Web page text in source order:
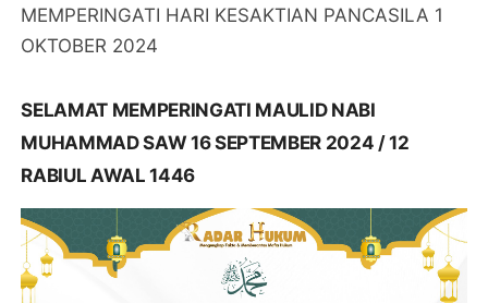
MEMPERINGATI HARI KESAKTIAN PANCASILA 1
OKTOBER 2024
SELAMAT MEMPERINGATI MAULID NABI
MUHAMMAD SAW 16 SEPTEMBER 2024 / 12
RABIUL AWAL 1446